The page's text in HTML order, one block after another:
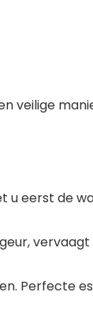
veilige
u eerst de
Perfecte